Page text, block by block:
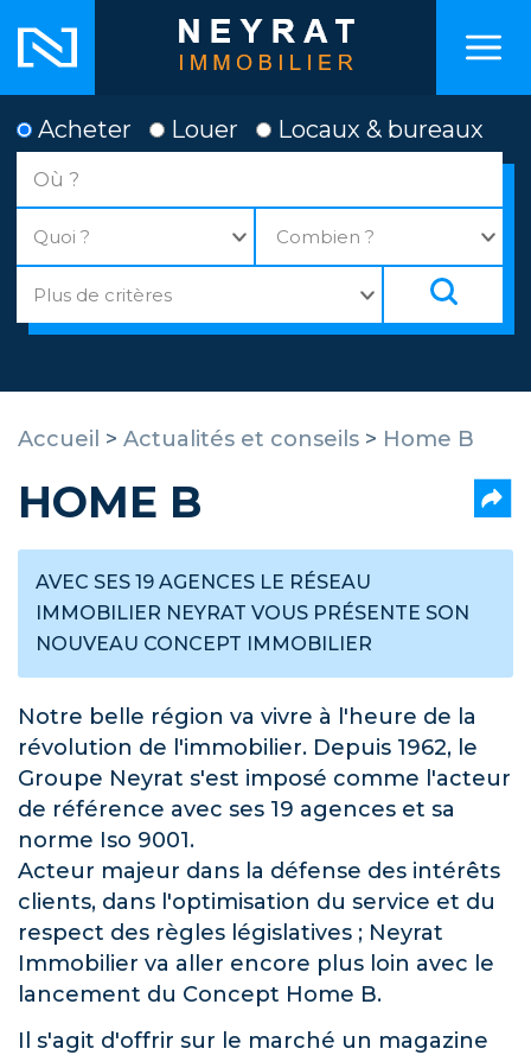
Acheter Louer Locaux & bureaux
Accueil > Actualités et conseils > Home B
HOME B
AVEC SES 19 AGENCES LE RÉSEAU
IMMOBILIER NEYRAT VOUS PRÉSENTE SON
NOUVEAU CONCEPT IMMOBILIER
Notre belle région va vivre à l'heure de la
révolution de l'immobilier. Depuis 1962, le
Groupe Neyrat s'est imposé comme l'acteur
de référence avec ses 19 agences et sa
norme Iso 9001.
Acteur majeur dans la défense des intérêts
clients, dans l'optimisation du service et du
respect des règles législatives ; Neyrat
Immobilier va aller encore plus loin avec le
lancement du Concept Home B.
Il s'agit d'offrir sur le marché un magazine